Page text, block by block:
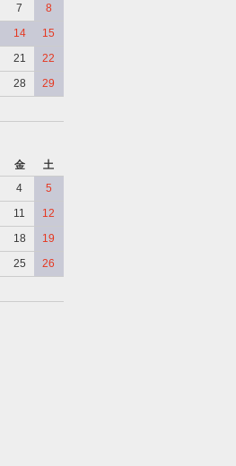
7
8
14
15
21
22
28
29
金
土
4
5
11
12
18
19
25
26